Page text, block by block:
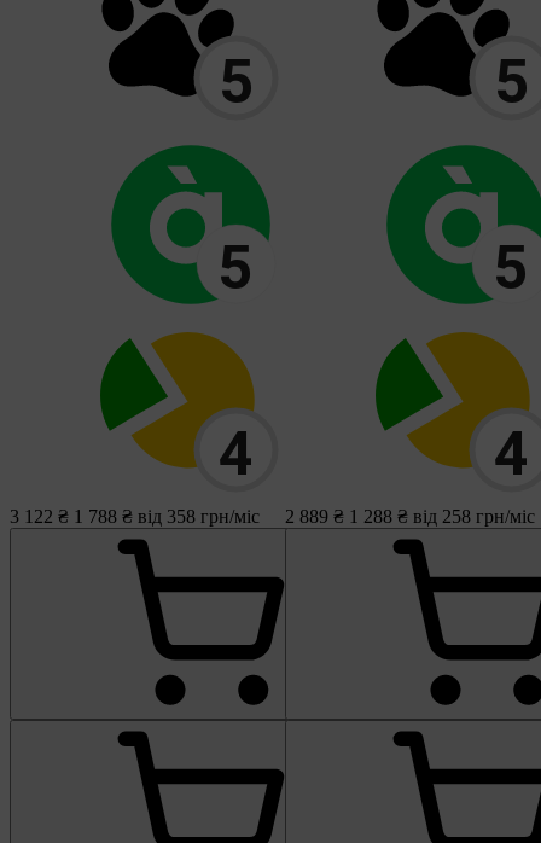
3 122 ₴ 1 788 ₴ від 358 грн/міс 2 889 ₴ 1 288 ₴ від 258 грн/міс